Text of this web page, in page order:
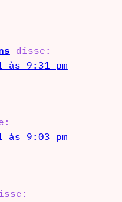
disse:
às 9:31 pm
às 9:03 pm